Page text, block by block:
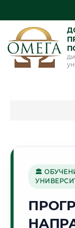
специальности"
Стоимость по
Стоимость по
🏛